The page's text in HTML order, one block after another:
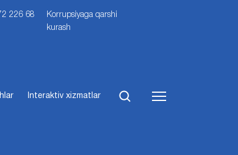
226 68
Korrupsiyaga qarshi
kurash
Interaktiv xizmatlar